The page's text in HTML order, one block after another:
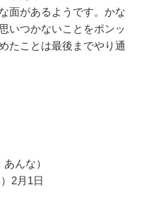
面があるようです。かな
いつかないことをポンッ
たことは最後までやり通
んな）
2月1日